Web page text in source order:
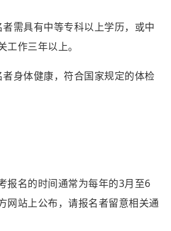
者需具有中等专科以上学历，或中
作三年以上。
者身体健康，符合国家规定的体检
报名的时间通常为每年的3月至6
网站上公布，请报名者留意相关通